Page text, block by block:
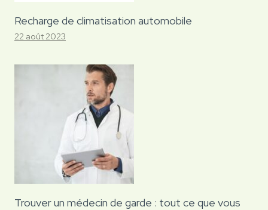
Recharge de climatisation automobile
22 août 2023
Trouver un médecin de garde : tout ce que vous